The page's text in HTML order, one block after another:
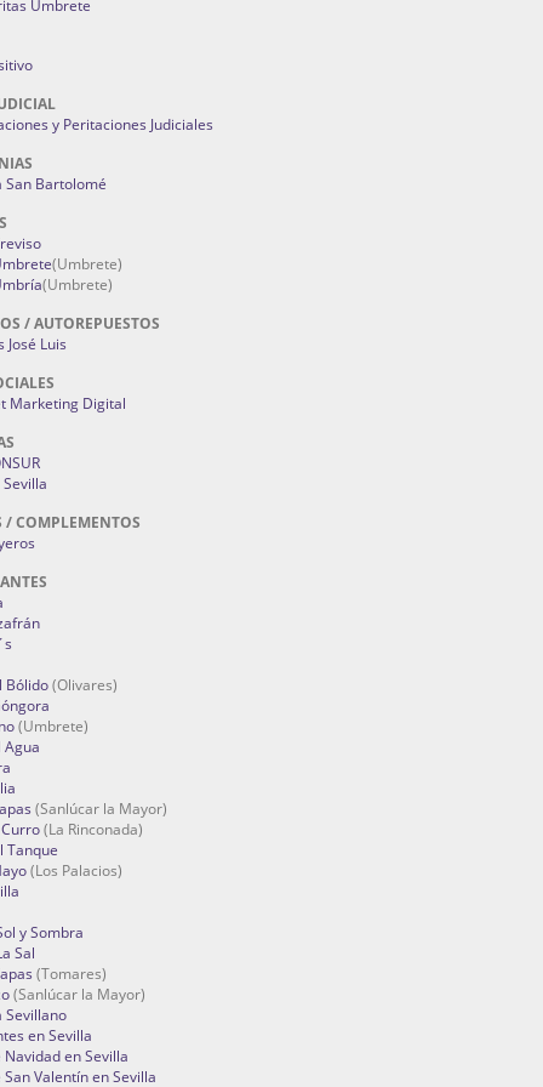
Umbrete
y Peritaciones Judiciales
San Bartolomé
(Umbrete)
(Umbrete)
/ AUTOREPUESTOS
José Luis
Marketing Digital
/ COMPLEMENTOS
Bólido(Olivares)
(Umbrete)
(Sanlúcar la Mayor)
(La Rinconada)
Tanque
(Los Palacios)
y Sombra
Sal
(Tomares)
(Sanlúcar la Mayor)
Sevillano
en Sevilla
Navidad en Sevilla
Valentín en Sevilla